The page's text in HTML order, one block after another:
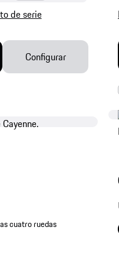
cuatro ruedas
de serie
Configurar